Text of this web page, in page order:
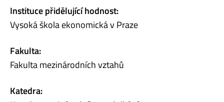
Instituce přidělující hodnost:
Vysoká škola ekonomická v Praze
Fakulta:
Fakulta mezinárodních vztahů
Katedra: